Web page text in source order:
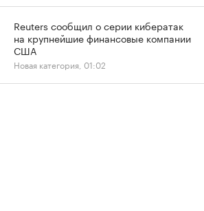
Reuters сообщил о серии кибератак
на крупнейшие финансовые компании
США
Новая категория, 01:02